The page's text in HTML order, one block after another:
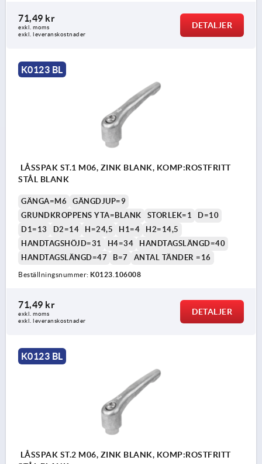
71,49 kr
exkl. moms
exkl. leveranskostnader
DETALJER
K0123 BL
LÅSSPAK ST.1 M06, ZINK BLANK, KOMP:ROSTFRITT
STÅL BLANK
GÄNGA=M6
GÄNGDJUP=9
GRUNDKROPPENS YTA=BLANK
STORLEK=1
D=10
D1=13
D2=14 H=24,5 H1=4
H2=14,5
HANDTAGSHÖJD=31
H4=34
HANDTAGSLÄNGD=40
HANDTAGSLÄNGD=47
B=7 ANTAL TÄNDER =16
Beställningsnummer: K0123.106008
71,49 kr
exkl. moms
exkl. leveranskostnader
DETALJER
K0123 BL
LÅSSPAK ST.2 M06, ZINK BLANK, KOMP:ROSTFRITT